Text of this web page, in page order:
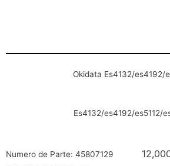
Okidata Es4132/es4192/
Es4132/es4192/es5112/
Numero de Parte: 45807129